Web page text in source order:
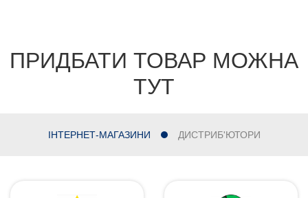
ПРИДБАТИ ТОВАР МОЖНА
ТУТ
ІНТЕРНЕТ-МАГАЗИНИ ДИСТРИБ'ЮТОРИ